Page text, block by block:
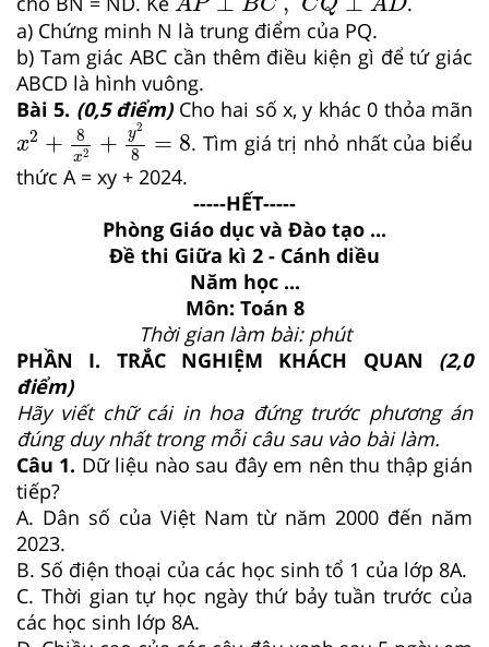
AP BC CQ AD
a) Chứng minh N là trung điểm của PQ.
b) Tam giác ABC cần thêm điều kiện gì để tứ giác
ABCD là hình vuông.
Bài 5. (0,5 điểm) Cho hai số x, y khác 0 thỏa mãn
x2 + 8
x2 + y2
8 = 8
x2+8 x2+y28=8
. Tìm giá trị nhỏ nhất của biểu
thức A = xy + 2024.
-----HẾT-----
Phòng Giáo dục và Đào tạo ...
Đề thi Giữa kì 2 - Cánh diều
Năm học ...
Môn: Toán 8
Thời gian làm bài: phút
PHẦN I. TRẮC NGHIỆM KHÁCH QUAN (2,0
điểm)
Hãy viết chữ cái in hoa đứng trước phương án
đúng duy nhất trong mỗi câu sau vào bài làm.
Câu 1. Dữ liệu nào sau đây em nên thu thập gián
tiếp?
A. Dân số của Việt Nam từ năm 2000 đến năm
2023.
B. Số điện thoại của các học sinh tổ 1 của lớp 8A.
C. Thời gian tự học ngày thứ bảy tuần trước của
các học sinh lớp 8A.